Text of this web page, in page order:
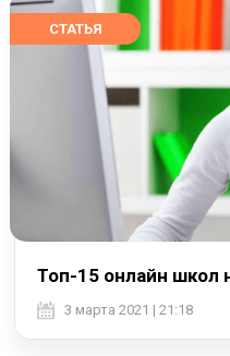
СТАТЬЯ
Топ-15 онлайн школ
3 марта 2021 | 21:18